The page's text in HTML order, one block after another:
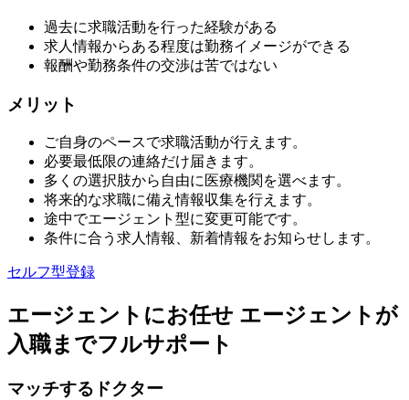
過去に求職活動を行った経験がある
求人情報からある程度は勤務イメージができる
報酬や勤務条件の交渉は苦ではない
メリット
ご自身のペースで求職活動が行えます。
必要最低限の連絡だけ届きます。
多くの選択肢から自由に医療機関を選べます。
将来的な求職に備え情報収集を行えます。
途中でエージェント型に変更可能です。
条件に合う求人情報、新着情報をお知らせします。
セルフ型登録
エージェントにお任せ エージェントが
入職までフルサポート
マッチするドクター